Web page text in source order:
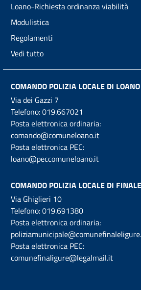
Loano-Richiesta ordinanza viabilità
Modulistica
Regolamenti
Vedi tutto
COMANDO POLIZIA LOCALE DI LOANO
Via dei Gazzi 7
Telefono:019.667021
Posta elettronica ordinaria:
comando@comuneloano.it
Posta elettronica PEC:
loano@peccomuneloano.it
COMANDO POLIZIA LOCALE DI
Via Ghiglieri 10
Telefono:019.691380
Posta elettronica ordinaria:
Posta elettronica PEC:
comunefinaligure@legalmail.it